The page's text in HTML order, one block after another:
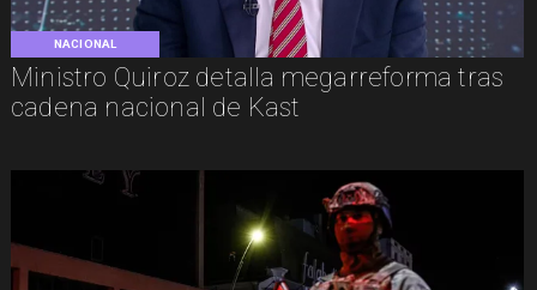
NACIONAL
Ministro Quiroz detalla megarreforma tras
cadena nacional de Kast